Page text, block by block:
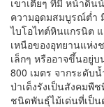
ความอุดมสมบูรณ์ต่ำ
ไบโอไทต์หินแกรนิต
เหนือของอุทยานแห่ง
เล็กๆ หรืออาจขึ้นอยู่
800 เมตร จากระดับ
ป่าเต็งรังเป็นสังคมพื
ชนิดพันธุ์ไม้เด่นที่เป็